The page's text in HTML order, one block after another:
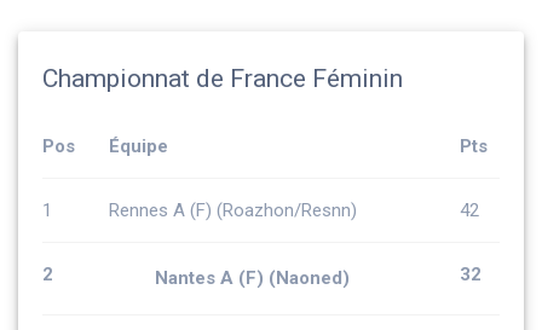
Championnat de France Féminin
Pos Équipe Pts
1 Rennes A (F) (Roazhon/Resnn) 42
2 Nantes A (F) (Naoned) 32